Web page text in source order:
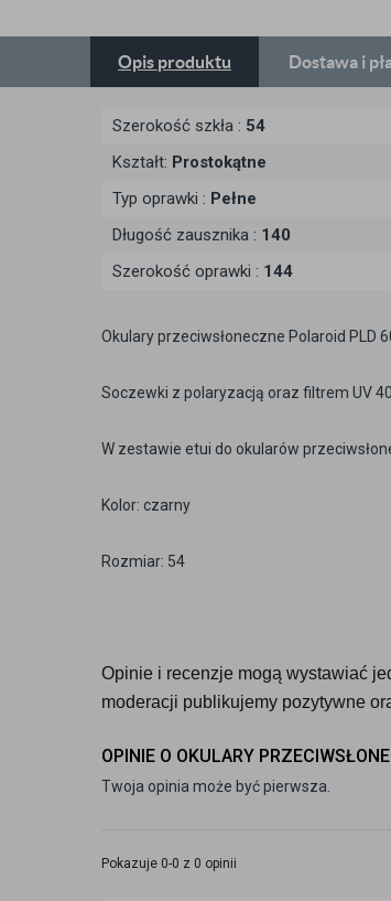
Opis produktu Dostawa i
Szerokość szkła : 54
Kształt: Prostokątne
Typ oprawki : Pełne
Długość zausznika : 140
Szerokość oprawki : 144
Okulary przeciwsłoneczne Polaroid PLD
Soczewki z polaryzacją oraz filtrem UV
W zestawie etui do okularów
Kolor: czarny
Rozmiar: 54
Opinie i recenzje mogą wystawiać
moderacji publikujemy pozytywne
OPINIE O OKULARY
Twoja opinia może być pierwsza.
Pokazuje 0-0 z 0 opinii